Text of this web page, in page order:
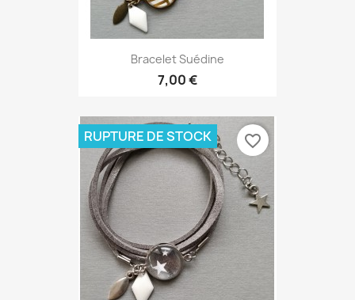
Bracelet Suédine
7,00 €
RUPTURE DE STOCK favorite_border